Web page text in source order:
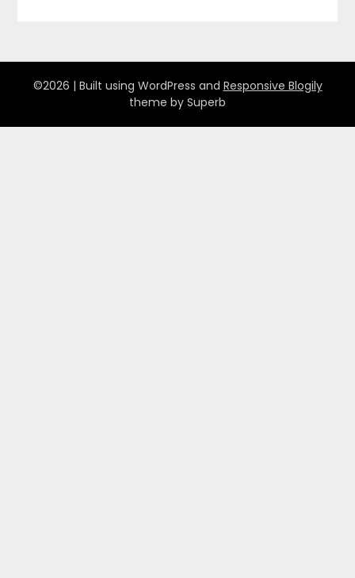
©2026 | Built using WordPress and Responsive Blogily
theme by Superb